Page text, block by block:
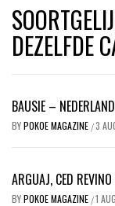
DEZELFDE
BAUSIE –
BYPOKOE MAGAZINE /3
ARGUAJ, CED
BYPOKOE MAGAZINE /1